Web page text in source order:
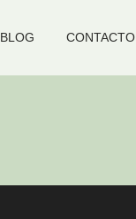
BLOG CONTACTO